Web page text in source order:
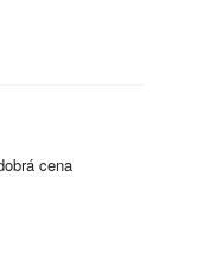
cena